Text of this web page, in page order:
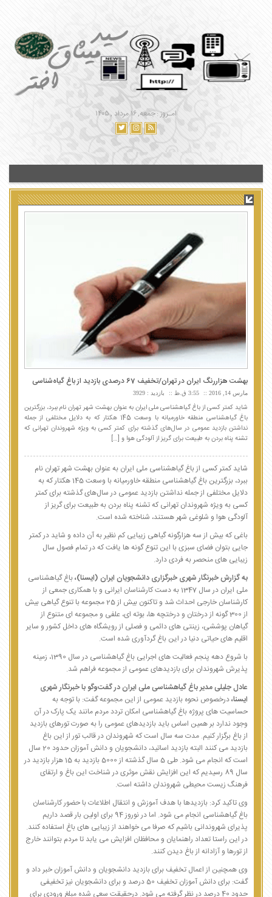
امـروز : جمعه, ۱۶ مرداد , ۱۴۰۵
بهشت هزار‌رنگ ایران در تهران/تخفیف 67 درصدی بازدید از باغ گیاه‌شناسی
مارس 14, 2016 3:55 ق.ظ بازدید : 3929
شاید کمتر کسی از باغ گیاهشناسی ملی ایران به عنوان بهشت شهر تهران نام ببرد، بزرگترین
باغ گیاهشناسی منطقه خاورمیانه با وسعت 145 هکتار که به دلایل مختلفی از جمله
نداشتن بازدید عمومی در سال‌های گذشته برای کمتر کسی به ویژه شهروندان تهرانی که
تشنه پناه بردن به طبیعت برای گریز از آلودگی هوا و […]
شاید کمتر کسی از باغ گیاهشناسی ملی ایران به عنوان بهشت شهر تهران نام
ببرد، بزرگترین باغ گیاهشناسی منطقه خاورمیانه با وسعت 145 هکتار که به
دلایل مختلفی از جمله نداشتن بازدید عمومی در سال‌های گذشته برای کمتر
کسی به ویژه شهروندان تهرانی که تشنه پناه بردن به طبیعت برای گریز از
آلودگی هوا و شلوغی شهر هستند، شناخته شده است.
باغی که بیش از سه هزارگونه گیاهی زیبایی‌ کم نظیر به آن داده و شاید در کمتر
جایی بتوان فضای سبزی با این تنوع گونه ها یافت که در تمام فصول سال
زیبایی های منحصر به فردی دارد.
به گزارش خبرنگار شهری خبرگزاری دانشجویان ایران (ایسنا)،باغ گیاهشناسی
ملی ایران در سال 1347 به دست کارشناسان ایرانی و با همکاری جمعی از
کارشناسان خارجی احداث شد و تاکنون بیش از 25 مجموعه با تنوع گیاهی بیش
از 300 گونه از درختان و درختچه ها، بوته ای، علفی و مجموعه ای متنوع از
گیاهان پوششی، زینتی های دائمی و فصلی از رویشگاه های داخل کشور و سایر
اقلیم های حیاتی دنیا در این باغ گردآوری شده است.
با شروع دهه پنجم فعالیت های اجرایی باغ گیاهشناسی در سال 1390، زمینه
پذیرش شهروندان برای بازدیدهای عمومی از مجموعه فراهم شد.
عادل جلیلی مدیر باغ گیاهشناسی ملی ایران در گفت‌وگو با خبرنگار شهری
ایسنا،درخصوص نحوه بازدید عمومی از این مجموعه گفت: با توجه به
حساسیت های پروژه باغ گیاهشناسی امکان تردد مردم مانند یک پارک در آن
وجود ندارد بر همین اساس باید بازدیدهای عمومی را به صورت تورهای بازدید
از باغ برگزار کنیم. مدت سه سال است که شهروندان در قالب تور از این باغ
بازدید می کنند البته بازدید اساتید، دانشجویان و دانش آموزان حدود 20 سال
است که انجام می شود. طی 5 سال گذشته از 5000 بازدید به 15 هزار بازدید در
سال 89 رسیدیم که این افزایش نقش موثری در شناخت این باغ و ارتقای
فرهنگ زیست محیطی شهروندان داشته است.
وی تاکید کرد: بازدیدها با هدف آموزش و انتقال اطلاعات با حضور کارشناسان
باغ گیاهشناسی انجام می شود. اما در نوروز 94 برای اولین بار قصد داریم
پذیرای شهروندانی باشیم که صرفا می خواهند از زیبایی های باغ استفاده کنند.
در این راستا تعداد راهنمایان و محافظان افزایش می یابد تا مردم بتوانند خارج
از تورها و آزادانه از باغ دیدن کنند.
وی همچنین از اعمال تخفیف برای بازدید دانشجویان و دانش آموزان خبر داد و
گفت: برای دانش آموزان تخفیف 50 درصد و برای دانشجویان نیز تخفیفی
حدود 40 درصد در نظر گرفته می شود. درحقیقت سعی شده مبلغ ورودی برای